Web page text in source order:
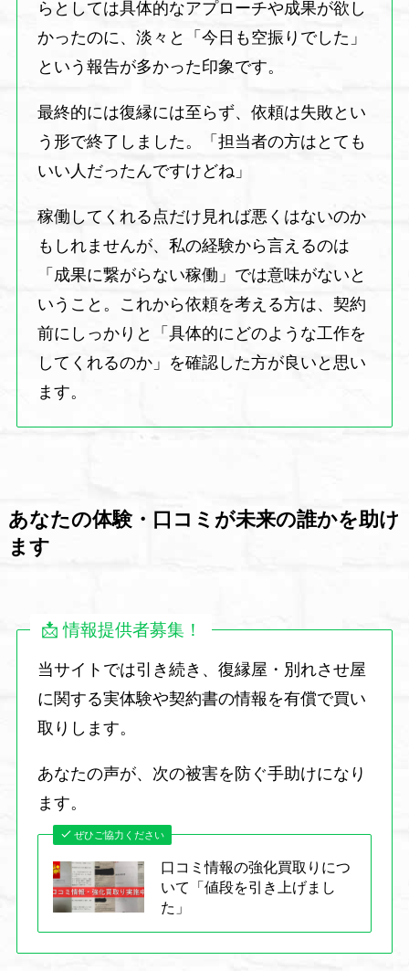
らとしては具体的なアプローチや成果が欲し
かったのに、淡々と「今日も空振りでした」
という報告が多かった印象です。
最終的には復縁には至らず、依頼は失敗とい
う形で終了しました。「担当者の方はとても
いい人だったんですけどね」
稼働してくれる点だけ見れば悪くはないのか
もしれませんが、私の経験から言えるのは
「成果に繋がらない稼働」では意味がないと
いうこと。これから依頼を考える方は、契約
前にしっかりと「具体的にどのような工作を
してくれるのか」を確認した方が良いと思い
ます。
あなたの体験・口コミが未来の誰かを助け
ます
📩 情報提供者募集！
当サイトでは引き続き、復縁屋・別れさせ屋
に関する実体験や契約書の情報を有償で買い
取りします。
あなたの声が、次の被害を防ぐ手助けになり
ます。
ぜひご協力ください
口コミ情報の強化買取りにつ
いて「値段を引き上げまし
た」